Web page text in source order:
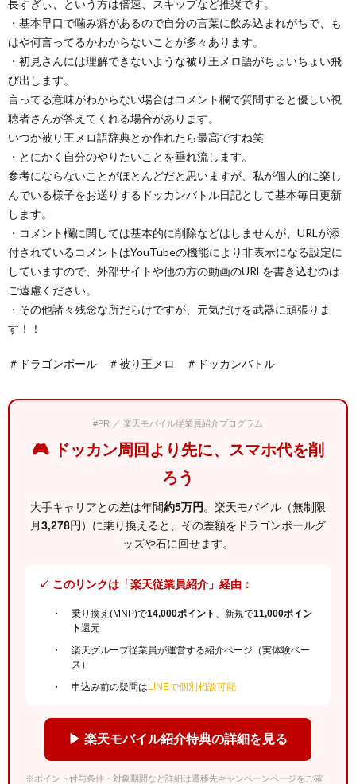
長すぎぃ、という方は倍速、スキップなど推奨です。
・基本早口で噛み癖があるので自分の言葉に飲み込まれがちで、も
はや何言ってるかわからないことが多々あります。
・初見さんには理解できないような被り王メロ語がちょいちょい飛
び出します。
言ってる意味がわからない場合はコメント欄で質問すると優しい視
聴者さんが答えてくれる場合があります。
いつか被り王メロ語辞典とか作れたら最高ですね笑
・とにかく自分のやりたいことを垂れ流します。
参考にならないことがほとんどだと思いますが、私が個人的に楽し
んでいる様子をお送りするドッカンバトル日記として基本毎日更新
します。
・コメント欄に関しては基本的に削除などはしませんが、URLが添
付されているコメントはYouTubeの機能により非表示になる設定に
していますので、外部サイトや他の方の動画のURLを書き込むのは
ご遠慮ください。
・その他諸々残念な所だらけですが、元気だけを武器に頑張りま
す！！
＃ドラゴンボール ＃被り王メロ ＃ドッカンバトル
#PR ／ 楽天モバイル従業員紹介プログラム
🎮 ドッカン周回より先に、スマホ代を削
ろう
大手キャリアとの差は年間約5万円 。楽天モバイル（無制限
月3,278円 ）に乗り換えると、その差額をドラゴンボールグ
ッズや石に回せます。
✓ このリンクは「楽天従業員紹介」経由：
乗り換え(MNP)で14,000ポイント 、新規で11,000ポイン
ト還元
楽天グループ従業員が運営する紹介ページ（実体験ベー
ス）
申込み前の疑問はLINEで個別相談可能
▶ 楽天モバイル紹介特典の詳細を見る
※ポイント付与条件・対象期間など詳細は遷移先キャンペーンページをご確